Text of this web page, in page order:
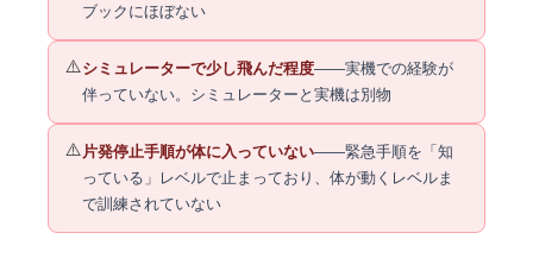
ブックにほぼない
⚠️ シミュレーターで少し飛んだ程度——実機での経験が
伴っていない。シミュレーターと実機は別物
⚠️ 片発停止手順が体に入っていない——緊急手順を「知
っている」レベルで止まっており、体が動くレベルま
で訓練されていない